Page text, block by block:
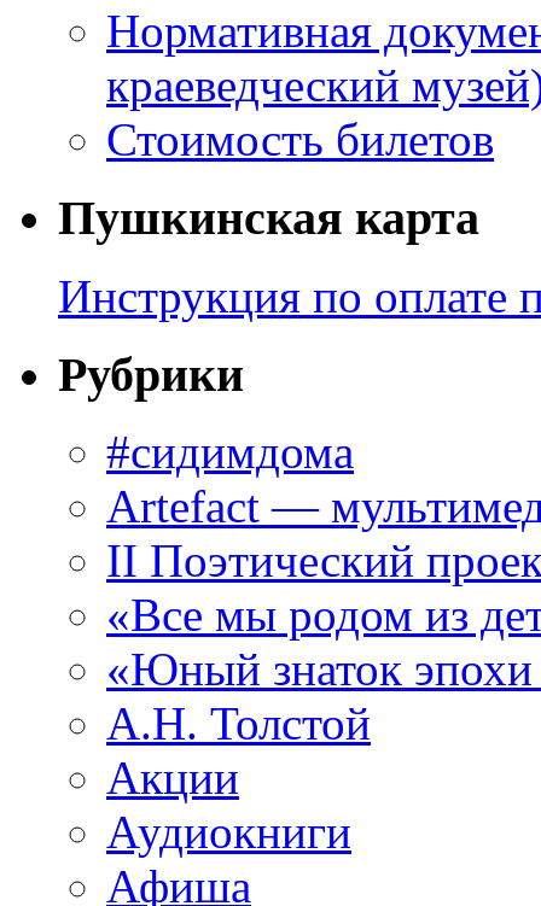
Нормативная
краеведческий
Стоимость билетов
Пушкинская карта
Инструкция по оплате
Рубрики
#сидимдома
Artefact —
II Поэтический
«Все мы родом из
«Юный знаток
А.Н. Толстой
Акции
Аудиокниги
Афиша